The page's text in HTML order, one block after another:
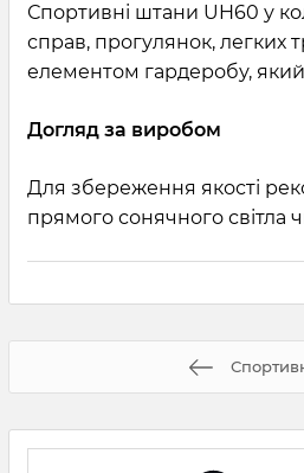
Спортивні штани UH60 у
справ, прогулянок, легких
елементом гардеробу,
Догляд за виробом
Для збереження якості
прямого сонячного світла